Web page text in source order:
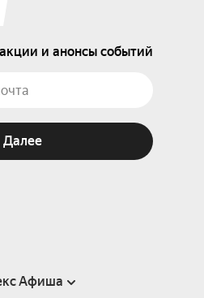
и анонсы событий
Далее
Афиша